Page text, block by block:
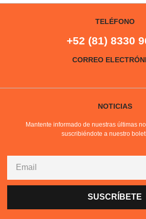
TELÉFONO
+52 (81) 8330
CORREO
NOTICIAS
Mantente informado de nuestras últimas
suscribiéndote a nuestro
SUSCRÍBETE